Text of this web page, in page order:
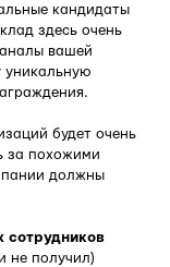
кандидаты
здесь очень
вашей
уникальную
будет очень
за похожими
должны
сотрудников
не получил)